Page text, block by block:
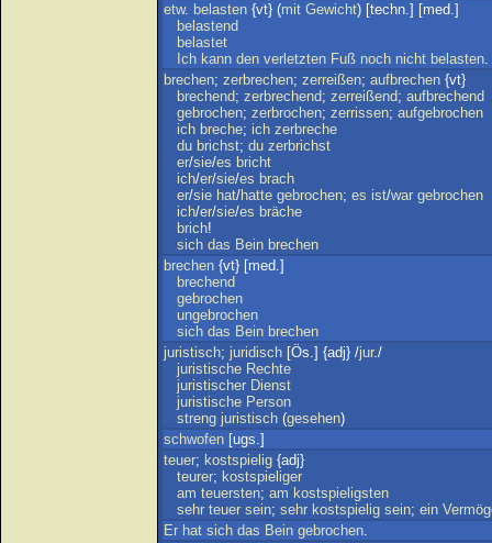
etw. belasten {vt} (mit Gewicht) [techn.] [med.]
belastend
belastet
Ich kann den verletzten Fuß noch nicht belasten.
brechen; zerbrechen; zerreißen; aufbrechen {vt}
brechend; zerbrechend; zerreißend; aufbrechend
gebrochen; zerbrochen; zerrissen; aufgebrochen
ich breche; ich zerbreche
du brichst; du zerbrichst
er/sie/es bricht
ich/er/sie/es brach
er/sie hat/hatte gebrochen; es ist/war gebrochen
ich/er/sie/es bräche
brich!
sich das Bein brechen
brechen {vt} [med.]
brechend
gebrochen
ungebrochen
sich das Bein brechen
juristisch; juridisch [Ös.] {adj} /jur./
juristische Rechte
juristischer Dienst
juristische Person
streng juristisch (gesehen)
schwofen [ugs.]
teuer; kostspielig {adj}
teurer; kostspieliger
am teuersten; am kostspieligsten
sehr teuer sein; sehr kostspielig sein; ein
Er hat sich das Bein gebrochen.